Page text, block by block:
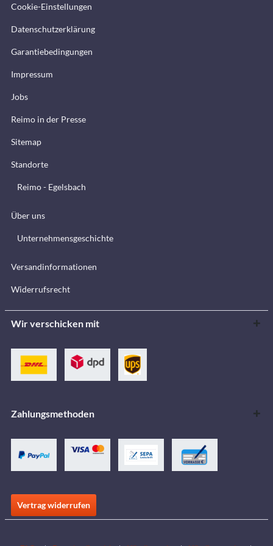
Cookie-Einstellungen
Datenschutzerklärung
Garantiebedingungen
Impressum
Jobs
Reimo in der Presse
Sitemap
Standorte
Reimo - Egelsbach
Über uns
Unternehmensgeschichte
Versandinformationen
Widerrufsrecht
Wir verschicken mit
Zahlungsmethoden
Vertrag widerrufen